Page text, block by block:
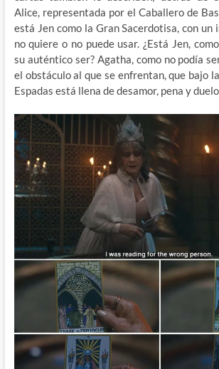
Alice, representada por el Caballero de
está Jen como la Gran Sacerdotisa, con un
no quiere o no puede usar. ¿Está Jen,
su auténtico ser? Agatha, como no podía
el obstáculo al que se enfrentan, que bajo
Espadas está llena de desamor, pena y